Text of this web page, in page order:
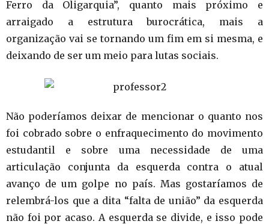
Ferro da Oligarquia”, quanto mais próximo e
arraigado a estrutura burocrática, mais a
organização vai se tornando um fim em si mesma, e
deixando de ser um meio para lutas sociais.
Não poderíamos deixar de mencionar o quanto nos
foi cobrado sobre o enfraquecimento do movimento
estudantil e sobre uma necessidade de uma
articulação conjunta da esquerda contra o atual
avanço de um golpe no país. Mas gostaríamos de
relembrá-los que a dita “falta de união” da esquerda
não foi por acaso. A esquerda se divide, e isso pode